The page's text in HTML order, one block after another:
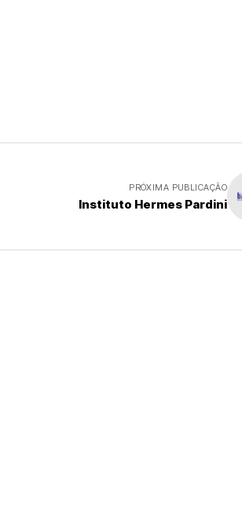
PRÓXIMA PUBLICAÇÃO
Instituto Hermes Pardini